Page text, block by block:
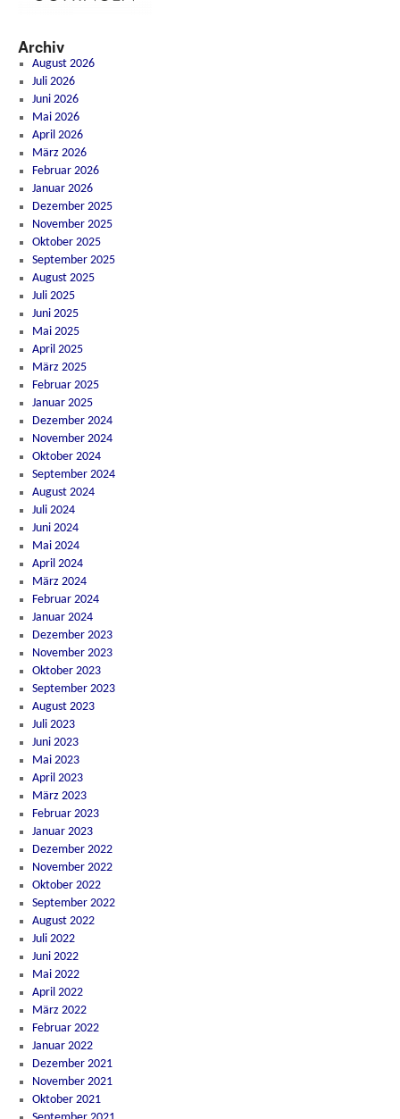
Archiv
August 2026
Juli 2026
Juni 2026
Mai 2026
April 2026
März 2026
Februar 2026
Januar 2026
Dezember 2025
November 2025
Oktober 2025
September 2025
August 2025
Juli 2025
Juni 2025
Mai 2025
April 2025
März 2025
Februar 2025
Januar 2025
Dezember 2024
November 2024
Oktober 2024
September 2024
August 2024
Juli 2024
Juni 2024
Mai 2024
April 2024
März 2024
Februar 2024
Januar 2024
Dezember 2023
November 2023
Oktober 2023
September 2023
August 2023
Juli 2023
Juni 2023
Mai 2023
April 2023
März 2023
Februar 2023
Januar 2023
Dezember 2022
November 2022
Oktober 2022
September 2022
August 2022
Juli 2022
Juni 2022
Mai 2022
April 2022
März 2022
Februar 2022
Januar 2022
Dezember 2021
November 2021
Oktober 2021